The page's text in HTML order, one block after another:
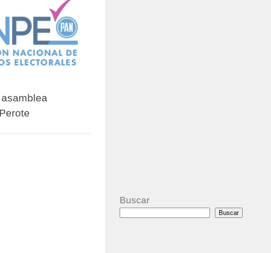
Buscar
Buscar